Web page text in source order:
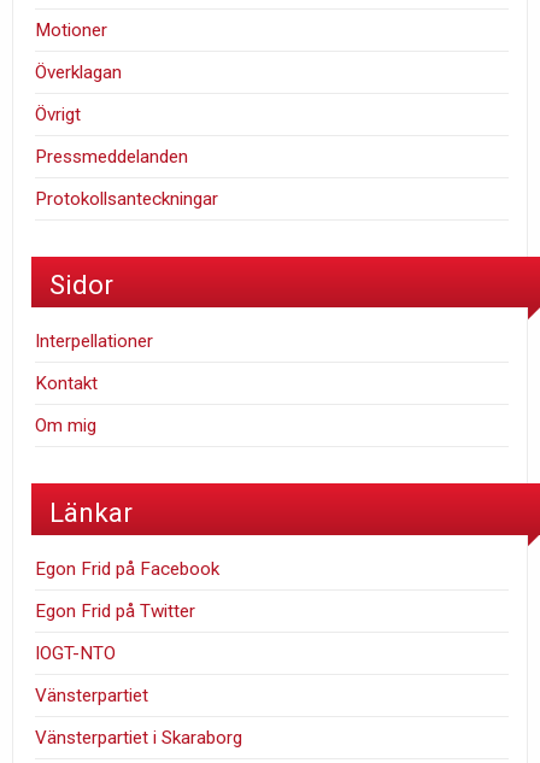
Motioner
Överklagan
Övrigt
Pressmeddelanden
Protokollsanteckningar
Sidor
Interpellationer
Kontakt
Om mig
Länkar
Egon Frid på Facebook
Egon Frid på Twitter
IOGT-NTO
Vänsterpartiet
Vänsterpartiet i Skaraborg